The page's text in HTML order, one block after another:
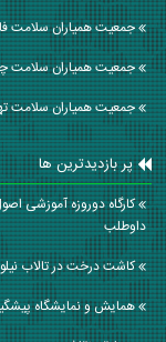
جمعیت همیاران سلامت
جمعیت همیاران سلامت
جمعیت همیاران سلامت
پر بازدیدترین ها
کارگاه دوروزه آموزشی
داوطلب
کاشت درخت در تالاب
همایش و نمایشگاه